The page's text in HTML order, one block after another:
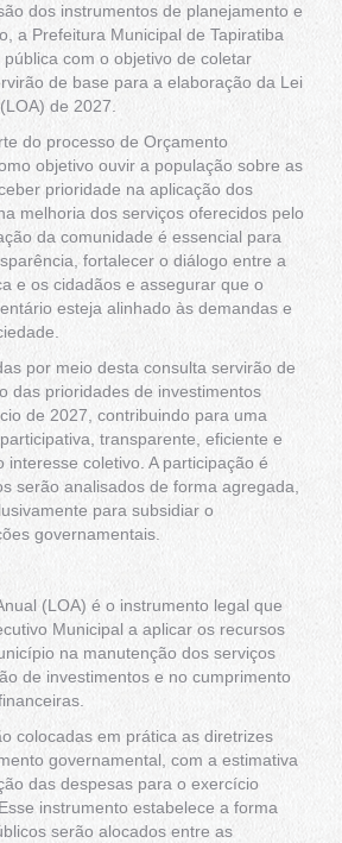
dos instrumentos de planejamento e
a Prefeitura Municipal de Tapiratiba
com o objetivo de coletar
de base para a elaboração da Lei
de 2027.
do processo de Orçamento
objetivo ouvir a população sobre as
prioridade na aplicação dos
melhoria dos serviços oferecidos pelo
da comunidade é essencial para
fortalecer o diálogo entre a
e os cidadãos e assegurar que o
esteja alinhado às demandas e
por meio desta consulta servirão de
das prioridades de investimentos
de 2027, contribuindo para uma
transparente, eficiente e
interesse coletivo. A participação é
serão analisados de forma agregada,
para subsidiar o
governamentais.
(LOA) é o instrumento legal que
Municipal a aplicar os recursos
na manutenção dos serviços
de investimentos e no cumprimento
colocadas em prática as diretrizes
governamental, com a estimativa
das despesas para o exercício
instrumento estabelece a forma
serão alocados entre as